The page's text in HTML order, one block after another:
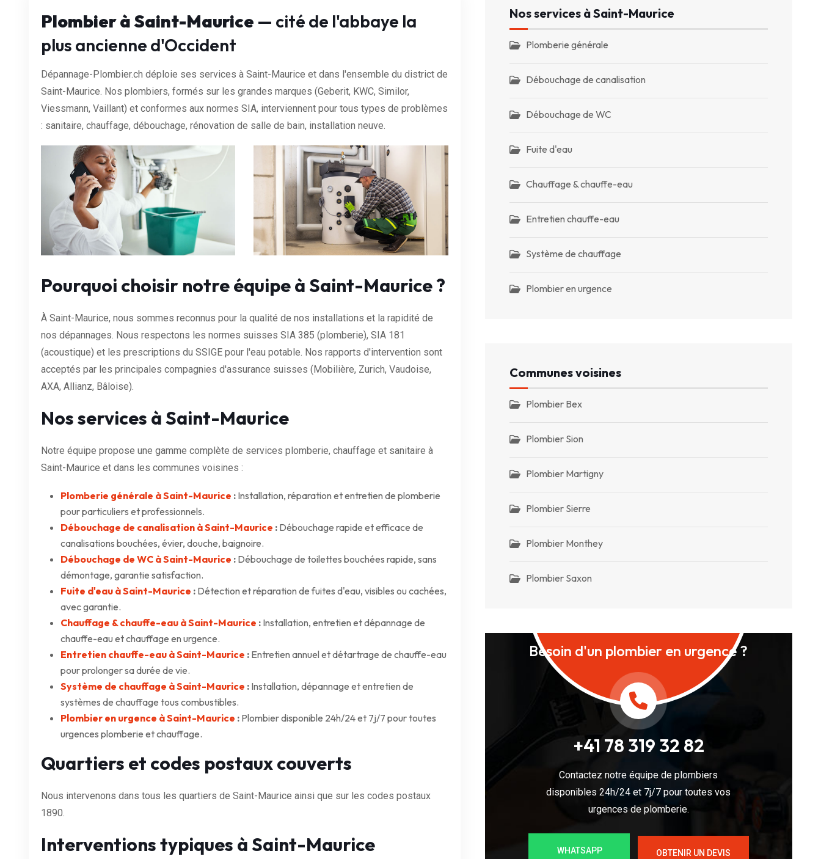
Plombier à Saint-Maurice — cité de l'abbaye la
plus ancienne d'Occident
Dépannage-Plombier.ch déploie ses services à Saint-Maurice et dans l'ensemble du district de
Saint-Maurice. Nos plombiers, formés sur les grandes marques (Geberit, KWC, Similor,
Viessmann, Vaillant) et conformes aux normes SIA, interviennent pour tous types de problèmes
: sanitaire, chauffage, débouchage, rénovation de salle de bain, installation neuve.
Pourquoi choisir notre équipe à Saint-Maurice ?
À Saint-Maurice, nous sommes reconnus pour la qualité de nos installations et la rapidité de
nos dépannages. Nous respectons les normes suisses SIA 385 (plomberie), SIA 181
(acoustique) et les prescriptions du SSIGE pour l'eau potable. Nos rapports d'intervention sont
acceptés par les principales compagnies d'assurance suisses (Mobilière, Zurich, Vaudoise,
AXA, Allianz, Bâloise).
Nos services à Saint-Maurice
Notre équipe propose une gamme complète de services plomberie, chauffage et sanitaire à
Saint-Maurice et dans les communes voisines :
Plomberie générale à Saint-Maurice : Installation, réparation et entretien de plomberie
pour particuliers et professionnels.
Débouchage de canalisation à Saint-Maurice : Débouchage rapide et efficace de
canalisations bouchées, évier, douche, baignoire.
Débouchage de WC à Saint-Maurice : Débouchage de toilettes bouchées rapide, sans
démontage, garantie satisfaction.
Fuite d'eau à Saint-Maurice : Détection et réparation de fuites d'eau, visibles ou cachées,
avec garantie.
Chauffage & chauffe-eau à Saint-Maurice : Installation, entretien et dépannage de
chauffe-eau et chauffage en urgence.
Entretien chauffe-eau à Saint-Maurice : Entretien annuel et détartrage de chauffe-eau
pour prolonger sa durée de vie.
Système de chauffage à Saint-Maurice : Installation, dépannage et entretien de
systèmes de chauffage tous combustibles.
Plombier en urgence à Saint-Maurice : Plombier disponible 24h/24 et 7j/7 pour toutes
urgences plomberie et chauffage.
Quartiers et codes postaux couverts
Nous intervenons dans tous les quartiers de Saint-Maurice ainsi que sur les codes postaux
1890.
Interventions typiques à Saint-Maurice
Nos services à Saint-Maurice
Plomberie générale
Débouchage de canalisation
Débouchage de WC
Fuite d'eau
Chauffage & chauffe-eau
Entretien chauffe-eau
Système de chauffage
Plombier en urgence
Communes voisines
Plombier Bex
Plombier Sion
Plombier Martigny
Plombier Sierre
Plombier Monthey
Plombier Saxon
Besoin d'un plombier en urgence ?
+41 78 319 32 82
Contactez notre équipe de plombiers
disponibles 24h/24 et 7j/7 pour toutes vos
urgences de plomberie.
WHATSAPP OBTENIR UN DEVIS